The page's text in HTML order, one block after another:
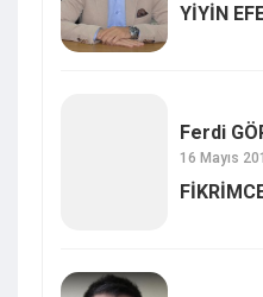
YİYİN
Ferdi
16 Mayıs